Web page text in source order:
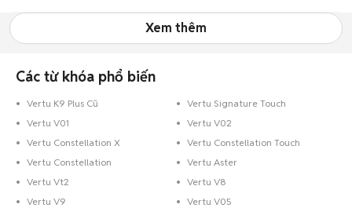
Xem thêm
Các từ khóa phổ biến
Vertu K9 Plus Cũ
Vertu Signature Touch
Vertu V01
Vertu V02
Vertu Constellation X
Vertu Constellation Touch
Vertu Constellation
Vertu Aster
Vertu Vt2
Vertu V8
Vertu V9
Vertu V05